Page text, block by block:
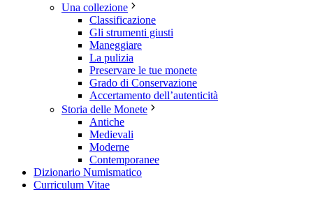
Una collezione
Classificazione
Gli strumenti giusti
Maneggiare
La pulizia
Preservare le tue monete
Grado di Conservazione
Accertamento dell’autenticità
Storia delle Monete
Antiche
Medievali
Moderne
Contemporanee
Dizionario Numismatico
Curriculum Vitae